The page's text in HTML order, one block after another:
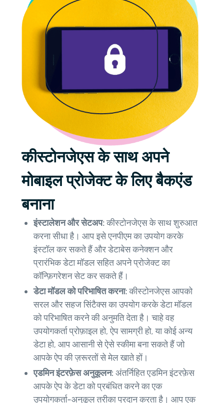
कीस्टोनजेएस के साथ अपने
मोबाइल प्रोजेक्ट के लिए बैकएंड
बनाना
इंस्टालेशन और सेटअप:कीस्टोनजेएस के साथ शुरुआत
करना सीधा है। आप इसे एनपीएम का उपयोग करके
इंस्टॉल कर सकते हैं और डेटाबेस कनेक्शन और
प्रारंभिक डेटा मॉडल सहित अपने प्रोजेक्ट का
कॉन्फ़िगरेशन सेट कर सकते हैं।
डेटा मॉडल को परिभाषित करना:कीस्टोनजेएस आपको
सरल और सहज सिंटैक्स का उपयोग करके डेटा मॉडल
को परिभाषित करने की अनुमति देता है। चाहे वह
उपयोगकर्ता प्रोफ़ाइल हो, ऐप सामग्री हो, या कोई अन्य
डेटा हो, आप आसानी से ऐसे स्कीमा बना सकते हैं जो
आपके ऐप की ज़रूरतों से मेल खाते हों।
एडमिन इंटरफ़ेस अनुकूलन: अंतर्निहित एडमिन इंटरफ़ेस
आपके ऐप के डेटा को प्रबंधित करने का एक
उपयोगकर्ता-अनुकूल तरीका प्रदान करता है। आप एक